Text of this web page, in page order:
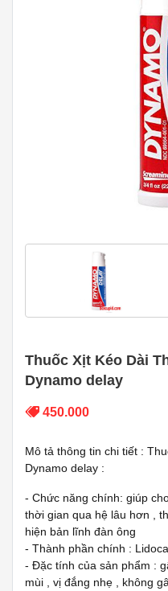
Thuốc Xịt Kéo Dài
Dynamo delay
450.000
Mô tả thông tin chi tiết :
Dynamo delay :
- Chức năng chính: giúp
thời gian qua hệ lâu hơn ,
hiện bản lĩnh đàn ông
- Thành phần chính :
- Đặc tính của sản phẩm :
mùi , vị đắng nhẹ , không